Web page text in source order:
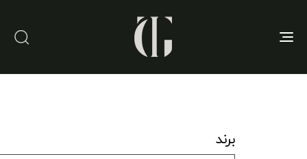
Toggle
برند